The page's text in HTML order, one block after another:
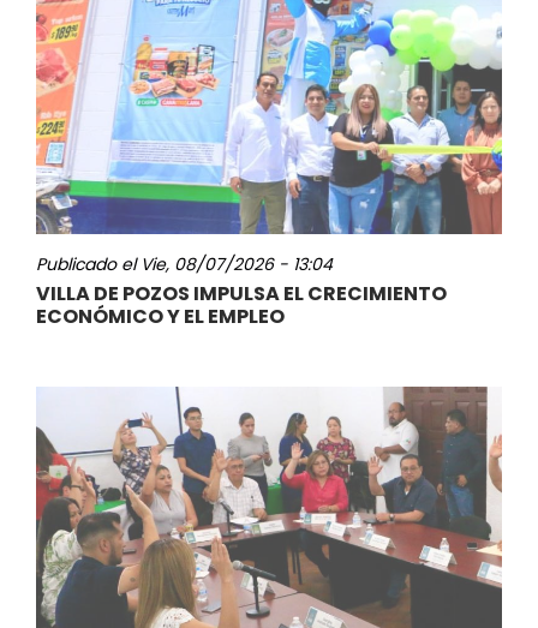
Publicado el Vie, 08/07/2026 - 13:04
VILLA DE POZOS IMPULSA EL CRECIMIENTO
ECONÓMICO Y EL EMPLEO